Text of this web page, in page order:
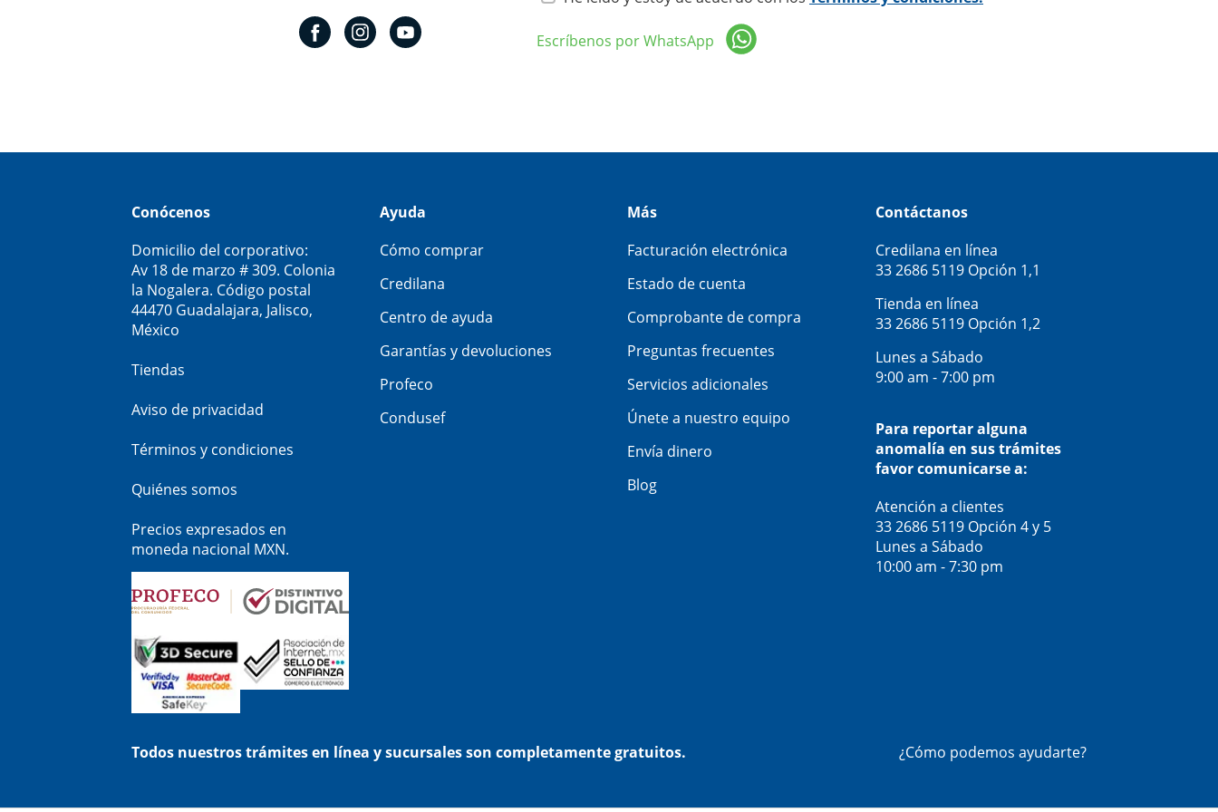
Escríbenos por WhatsApp
Conócenos
Domicilio del corporativo:
Av 18 de marzo # 309. Colonia
la Nogalera. Código postal
44470 Guadalajara, Jalisco,
México
Tiendas
Aviso de privacidad
Términos y condiciones
Quiénes somos
Precios expresados en
moneda nacional MXN.
Ayuda
Cómo comprar
Credilana
Centro de ayuda
Garantías y devoluciones
Profeco
Condusef
Más
Facturación electrónica
Estado de cuenta
Comprobante de compra
Preguntas frecuentes
Servicios adicionales
Únete a nuestro equipo
Envía dinero
Blog
Contáctanos
Credilana en línea
33 2686 5119 Opción 1,1
Tienda en línea
33 2686 5119 Opción 1,2
Lunes a Sábado
9:00 am - 7:00 pm
Para reportar alguna
anomalía en sus trámites
favor comunicarse a:
Atención a clientes
33 2686 5119 Opción 4 y 5
Lunes a Sábado
10:00 am - 7:30 pm
Todos nuestros trámites en línea y sucursales son completamente gratuitos. ¿Cómo podemos ayudarte?